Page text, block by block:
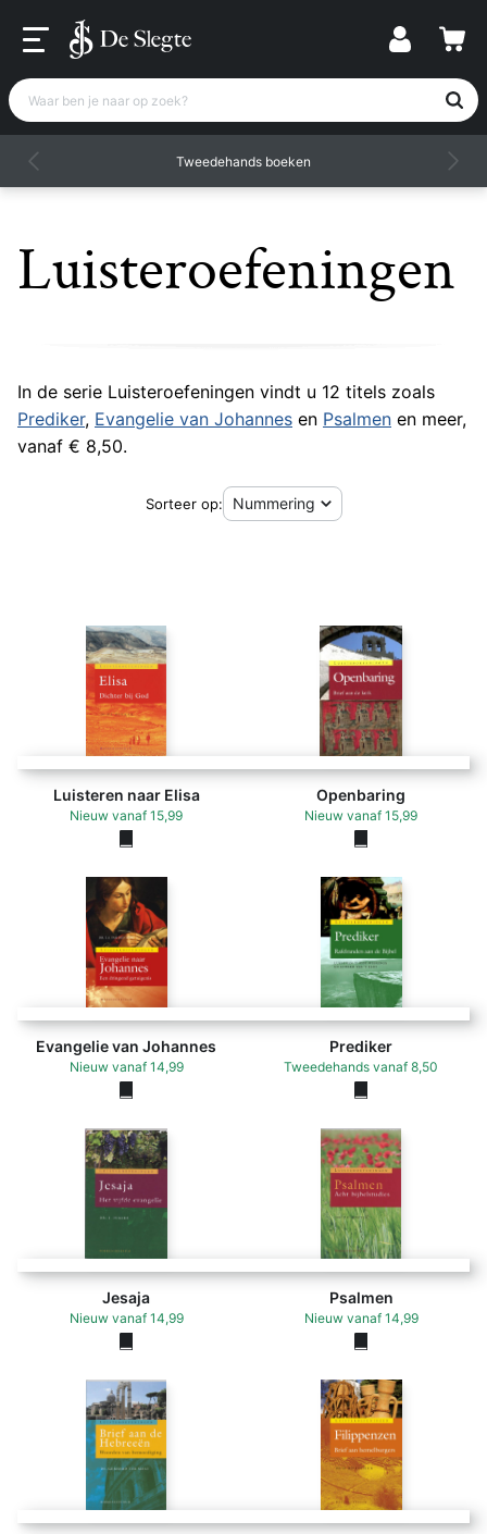
Waar ben je naar op zoek?
Tweedehands boeken
Luisteroefeningen
In de serie Luisteroefeningen vindt u 12 titels zoals
Prediker, Evangelie van Johannes en Psalmen en meer,
vanaf € 8,50.
Sorteer op:
Luisteren naar Elisa
Nieuw vanaf 15,99
Openbaring
Nieuw vanaf 15,99
Evangelie van Johannes
Nieuw vanaf 14,99
Prediker
Tweedehands vanaf 8,50
Jesaja
Nieuw vanaf 14,99
Psalmen
Nieuw vanaf 14,99